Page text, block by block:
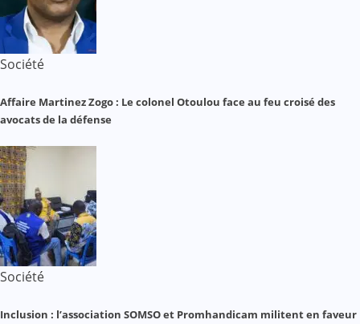
Société
Affaire Martinez Zogo : Le colonel Otoulou face au feu croisé des
avocats de la défense
Société
Inclusion : l’association SOMSO et Promhandicam militent en faveur